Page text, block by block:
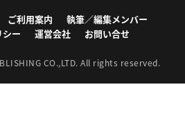
ご利用案内
執筆／編集メンバー
ー
運営会社 お問い合せ
CO.,LTD. All rights reserved.